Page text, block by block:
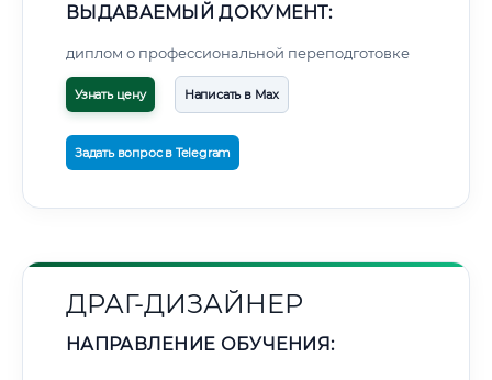
ВЫДАВАЕМЫЙ ДОКУМЕНТ:
диплом о профессиональной переподготовке
Узнать цену Написать в Max
Задать вопрос в Telegram
ДРАГ-ДИЗАЙНЕР
НАПРАВЛЕНИЕ ОБУЧЕНИЯ: